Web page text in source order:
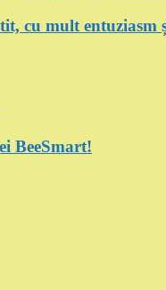
cu mult
BeeSmart!